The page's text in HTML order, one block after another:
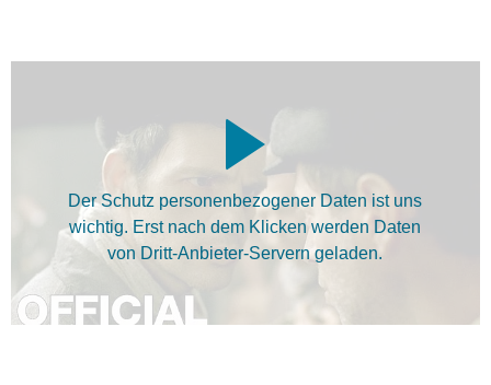
Der Schutz personenbezogener Daten ist uns
wichtig. Erst nach dem Klicken werden Daten
von Dritt-Anbieter-Servern geladen.